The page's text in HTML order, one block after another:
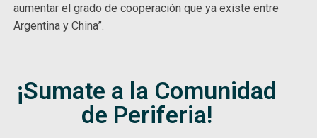
aumentar el grado de cooperación que ya existe entre
Argentina y China”.
¡Sumate a la Comunidad
de Periferia!